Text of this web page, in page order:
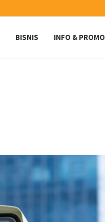
BISNIS INFO & PROMO